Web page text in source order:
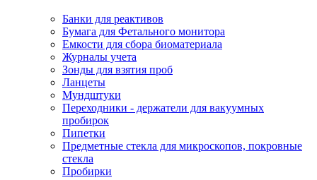
Банки для реактивов
Бумага для Фетального монитора
Емкости для сбора биоматериала
Журналы учета
Зонды для взятия проб
Ланцеты
Мундштуки
Переходники - держатели для вакуумных
пробирок
Пипетки
Предметные стекла для микроскопов, покровные
стекла
Пробирки